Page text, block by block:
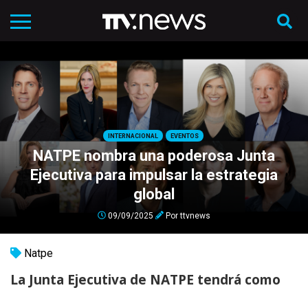
INTERNACIONAL EVENTOS
NATPE nombra una poderosa Junta
Ejecutiva para impulsar la estrategia
global
09/09/2025 Porttvnews
Natpe
La Junta Ejecutiva de NATPE tendrá como